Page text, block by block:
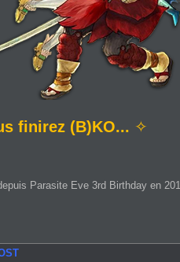
finirez (B)KO... ✧
Parasite Eve 3rd Birthday en